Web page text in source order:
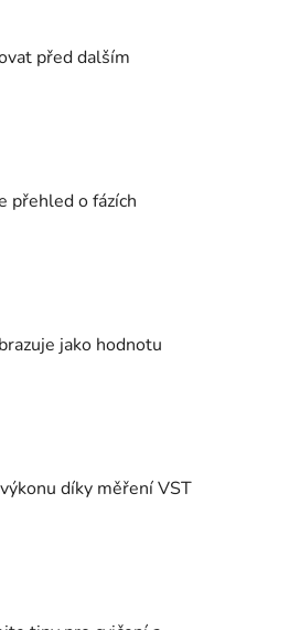
před dalším
přehled o fázích
jako hodnotu
díky měření VST